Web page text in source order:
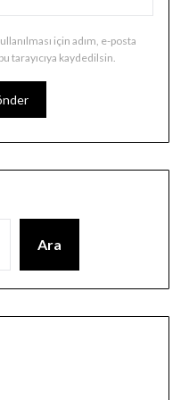
için adım, e-posta
tarayıcıya kaydedilsin.
Ara